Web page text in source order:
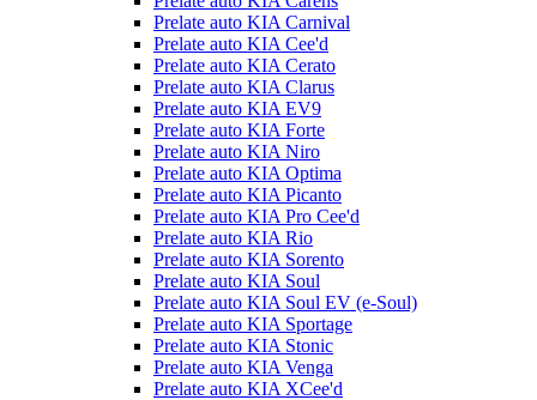
Prelate auto KIA Carnival
Prelate auto KIA Cee'd
Prelate auto KIA Cerato
Prelate auto KIA Clarus
Prelate auto KIA EV9
Prelate auto KIA Forte
Prelate auto KIA Niro
Prelate auto KIA Optima
Prelate auto KIA Picanto
Prelate auto KIA Pro Cee'd
Prelate auto KIA Rio
Prelate auto KIA Sorento
Prelate auto KIA Soul
Prelate auto KIA Soul EV (e-Soul)
Prelate auto KIA Sportage
Prelate auto KIA Stonic
Prelate auto KIA Venga
Prelate auto KIA XCee'd